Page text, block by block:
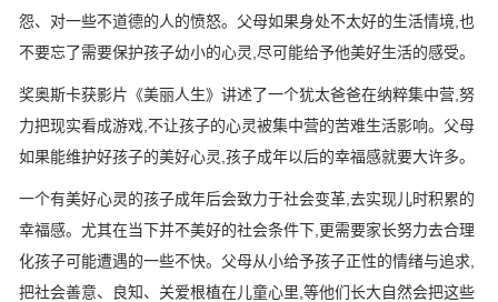
怨、对一些不道德的人的愤怒。父母如果身处不太好的生活情境,也
不要忘了需要保护孩子幼小的心灵,尽可能给予他美好生活的感受。
奖奥斯卡获影片《美丽人生》讲述了一个犹太爸爸在纳粹集中营,努
力把现实看成游戏,不让孩子的心灵被集中营的苦难生活影响。父母
如果能维护好孩子的美好心灵,孩子成年以后的幸福感就要大许多。
一个有美好心灵的孩子成年后会致力于社会变革,去实现儿时积累的
幸福感。尤其在当下并不美好的社会条件下,更需要家长努力去合理
化孩子可能遭遇的一些不快。父母从小给予孩子正性的情绪与追求,
把社会善意、良知、关爱根植在儿童心里,等他们长大自然会把这些